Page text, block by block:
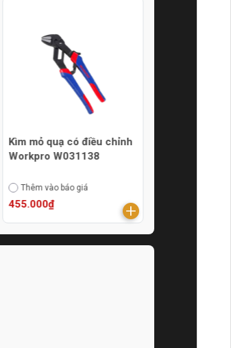
Kìm mỏ quạ có điều chỉnh
Workpro W031138
Thêm vào báo giá
455.000₫